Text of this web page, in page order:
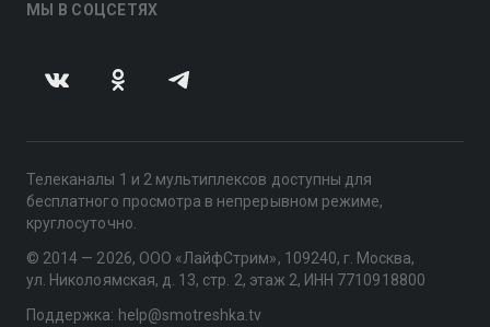
МЫ В СОЦСЕТЯХ
Телеканалы 1 и 2 мультиплексов доступны для
бесплатного просмотра в непрерывном режиме,
круглосуточно.
© 2014 — 2026, ООО «ЛайфСтрим», 109240, г. Москва,
ул. Николоямская, д. 13, стр. 2, этаж 2, ИНН 7710918800
Поддержка: help@smotreshka.tv